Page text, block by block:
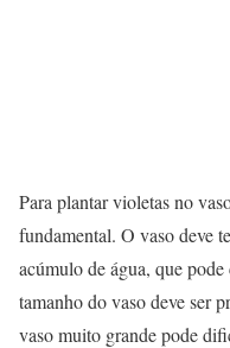
Para plantar violetas no
fundamental. O vaso deve
acúmulo de água, que
tamanho do vaso deve ser
vaso muito grande pode